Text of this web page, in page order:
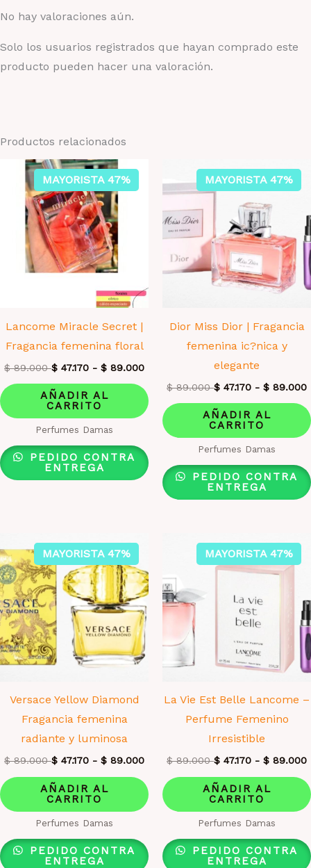
No hay valoraciones aún.
Solo los usuarios registrados que hayan comprado este
producto pueden hacer una valoración.
Productos relacionados
MAYORISTA 47%
Lancome Miracle Secret |
Fragancia femenina floral
$89.000 $ 47.170 - $ 89.000
AÑADIR AL
CARRITO
Perfumes Damas
PEDIDO CONTRA
ENTREGA
MAYORISTA 47%
Dior Miss Dior | Fragancia
femenina ic?nica y
elegante
$89.000 $ 47.170 - $ 89.000
AÑADIR AL
CARRITO
Perfumes Damas
PEDIDO CONTRA
ENTREGA
MAYORISTA 47%
Versace Yellow Diamond
Fragancia femenina
radiante y luminosa
$89.000 $ 47.170 - $ 89.000
AÑADIR AL
CARRITO
Perfumes Damas
PEDIDO CONTRA
ENTREGA
MAYORISTA 47%
La Vie Est Belle Lancome –
Perfume Femenino
Irresistible
$89.000 $ 47.170 - $ 89.000
AÑADIR AL
CARRITO
Perfumes Damas
PEDIDO CONTRA
ENTREGA